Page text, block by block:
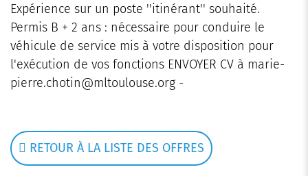
Expérience sur un poste ''itinérant'' souhaité.
Permis B + 2 ans : nécessaire pour conduire le
véhicule de service mis à votre disposition pour
l'exécution de vos fonctions ENVOYER CV à marie-
pierre.chotin@mltoulouse.org -
RETOUR À LA LISTE DES OFFRES